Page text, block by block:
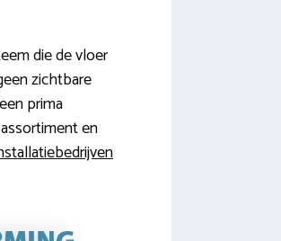
die de vloer
zichtbare
prima
en